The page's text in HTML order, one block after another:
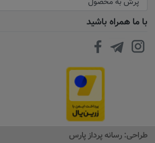
با ما همراه باشید
طراحی: رسانه پرداز پارس